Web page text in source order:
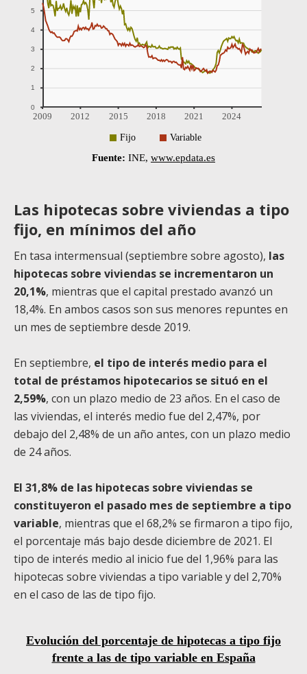
Las hipotecas sobre viviendas a tipo
fijo, en mínimos del año
En tasa intermensual (septiembre sobre agosto), las
hipotecas sobre viviendas se incrementaron un
20,1%, mientras que el capital prestado avanzó un
18,4%. En ambos casos son sus menores repuntes en
un mes de septiembre desde 2019.
En septiembre, el tipo de interés medio para el
total de préstamos hipotecarios se situó en el
2,59%, con un plazo medio de 23 años. En el caso de
las viviendas, el interés medio fue del 2,47%, por
debajo del 2,48% de un año antes, con un plazo medio
de 24 años.
El 31,8% de las hipotecas sobre viviendas se
constituyeron el pasado mes de septiembre a tipo
variable, mientras que el 68,2% se firmaron a tipo fijo,
el porcentaje más bajo desde diciembre de 2021. El
tipo de interés medio al inicio fue del 1,96% para las
hipotecas sobre viviendas a tipo variable y del 2,70%
en el caso de las de tipo fijo.